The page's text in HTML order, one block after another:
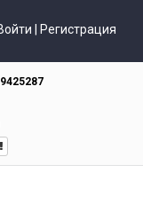
| Регистрация
9425287